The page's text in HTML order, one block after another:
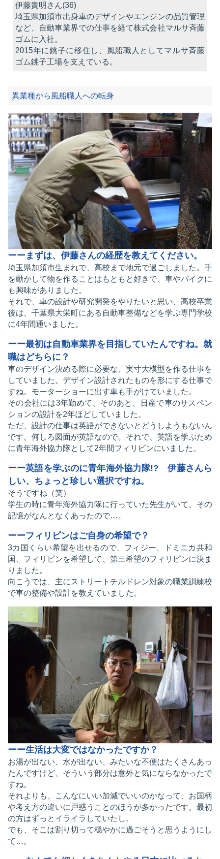
伊藤貴明さん(36)
埼玉県加須市出身車のデザインやエンジンの品質管理
など、自動車業界での仕事を経て株式会社マルサ斉藤
ゴムに入社。
2015年に銚子に移住し、風船職人としてマルサ斉藤
ゴム銚子工場を支えている。
異業種から風船職人への転身
ーーまずは、伊藤さんの経歴を教えてください。
埼玉県加須市生まれで、高校まで地元で過ごしました。手
を動かして物を作ることはもともと好きで、車やバイクに
も興味がありました。
それで、車の設計や研究開発をやりたいと思い、高校卒業
後は、千葉県大栄町にある自動車整備などを学ぶ専門学校
に4年間通いました。
ーー最初は自動車業界を目指していたんですね。就
職はどちらに？
車のデザイン決める際に必要な、実寸大模型を作る仕事を
していました。デザイン設計されたものを形にする仕事で
すね。モーターショーに出す車も手がけていました。
その会社には3年勤めて、そのあと、日産で車のサスペン
ションの設計を2年ほどしていました。
ただ、設計の仕事は英語ができないとどうしようもないん
です。何しろ図面が英語なので。それで、英語を学ぶため
に青年海外協力隊として2年間フィリピンにいました。
ーー英語を学ぶのに青年海外協力隊!? 伊藤さんら
しい、ちょっと珍しい選択ですね。
そうですね（笑）
学生の時に青年海外協力隊に行っていた先生がいて、その
記憶がなんとなくあったので…。
ーーフィリピンはご自身の希望で？
3カ国くらい希望を出せるので、フィジー、ドミニカ共和
国、フィリピンを希望して、第三希望のフィリピンに決ま
りました。
向こうでは、主にストリートチルドレン対象の職業訓練校
で車の整備や設計を教えていました。
ーー生活は大変ではなかったですか？
お湯が出ない、水が出ない、みたいな不便はたくさんあっ
たんですけど、そういう部分は意外と気にならなかったで
すね。
それよりも、こんなにいい加減でいいのかなって、お国柄
や考え方の違いに戸惑うことのほうが多かったです。最初
の方はずっとイライラしていたし。
でも、そこは割り切って穏やかに過ごそうと思うようにし
て…。